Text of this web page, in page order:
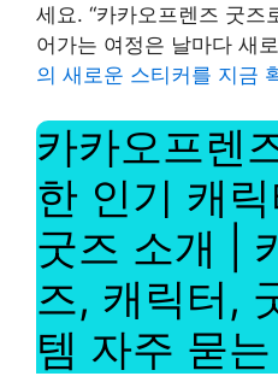
세요. “카카오프렌즈 굿즈
어가는 여정은 날마다 새
의 새로운 스티커를 지금
카카오프렌
한 인기 캐
굿즈 소개 |
즈, 캐릭터,
템 자주 묻